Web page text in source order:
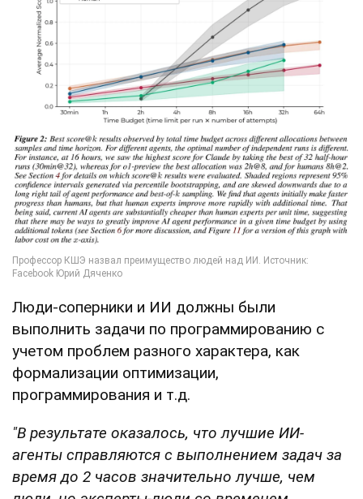
Люди-соперники и ИИ должны были
выполнить задачи по программированию с
учетом проблем разного характера, как
формализации оптимизации,
программирования и т.д.
"В результате оказалось, что лучшие ИИ-
агенты справляются с выполнением задач за
время до 2 часов значительно лучше, чем